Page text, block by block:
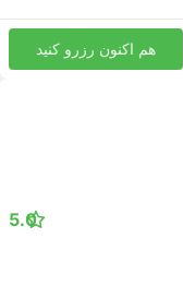
هم اکنون رزرو کنید
5.0